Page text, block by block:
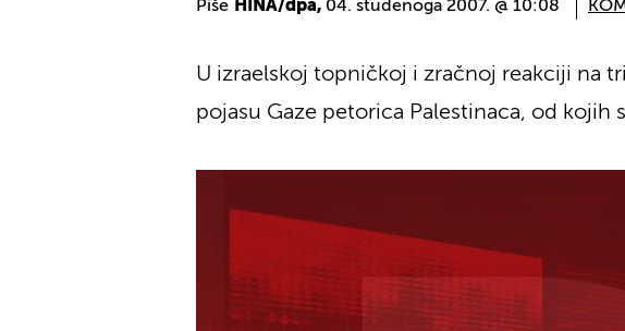
Piše HINA/dpa, 04. studenoga 2007. @ 10:08
U izraelskoj topničkoj i zračnoj reakciji na
pojasu Gaze petorica Palestinaca, od